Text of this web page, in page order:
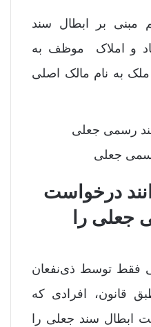
مبنی بر ابطال سند
و املاک موظف به
ملک به نام مالک اصلی
جعلی
درخواست
جعلی را
فقط توسط ذی‌نفعان
قانون، افرادی که
ابطال سند جعلی را